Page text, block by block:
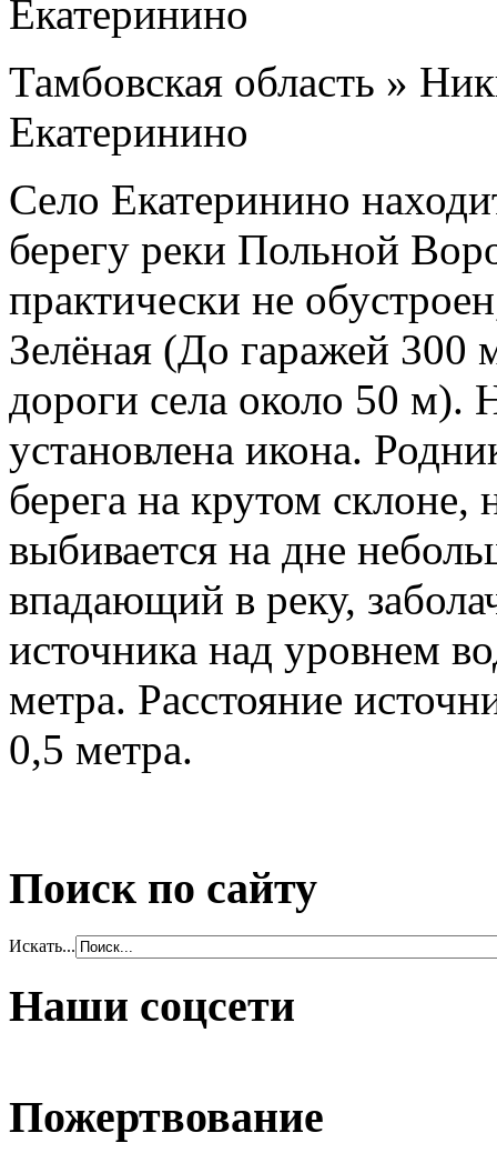
Тамбовская область »
Екатеринино
Село Екатеринино
берегу реки Польной
практически не
Зелёная (До гаражей 300
дороги села около 50 м).
установлена икона.
берега на крутом
выбивается на дне
впадающий в реку,
источника над уровнем
метра. Расстояние
0,5 метра.
Поиск по сайту
Искать...
Наши соцсети
Пожертвование